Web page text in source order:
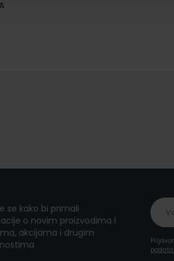
se kako bi primali
o novim proizvodima i
akcijama i drugim